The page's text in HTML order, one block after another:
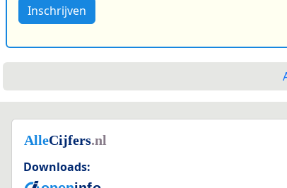
Inschrijven
Downloads: